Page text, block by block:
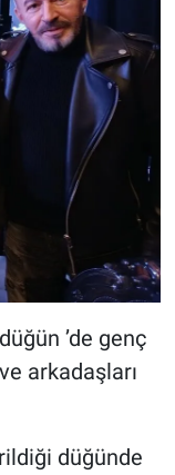
’de genç
arkadaşları
düğünde